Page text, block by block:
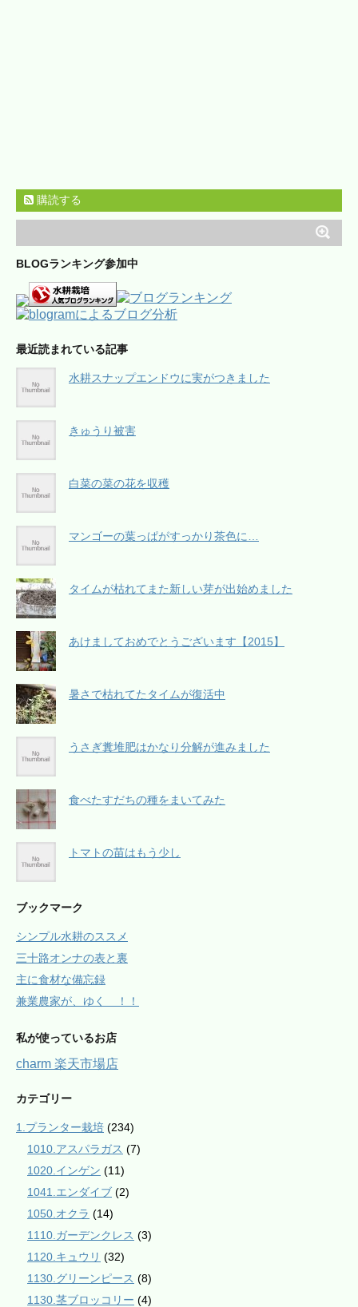
購読する
BLOGランキング参加中
最近読まれている記事
水耕スナップエンドウに実がつきました
きゅうり被害
白菜の菜の花を収穫
マンゴーの葉っぱがすっかり茶色に…
タイムが枯れてまた新しい芽が出始めました
あけましておめでとうございます【2015】
暑さで枯れてたタイムが復活中
うさぎ糞堆肥はかなり分解が進みました
食べたすだちの種をまいてみた
トマトの苗はもう少し
ブックマーク
シンプル水耕のススメ
三十路オンナの表と裏
主に食材な備忘録
兼業農家が、ゆく ！！
私が使っているお店
charm 楽天市場店
カテゴリー
1.プランター栽培 (234)
1010.アスパラガス (7)
1020.インゲン (11)
1041.エンダイブ (2)
1050.オクラ (14)
1110.ガーデンクレス (3)
1120.キュウリ (32)
1130.グリーンピース (8)
1130.茎ブロッコリー (4)